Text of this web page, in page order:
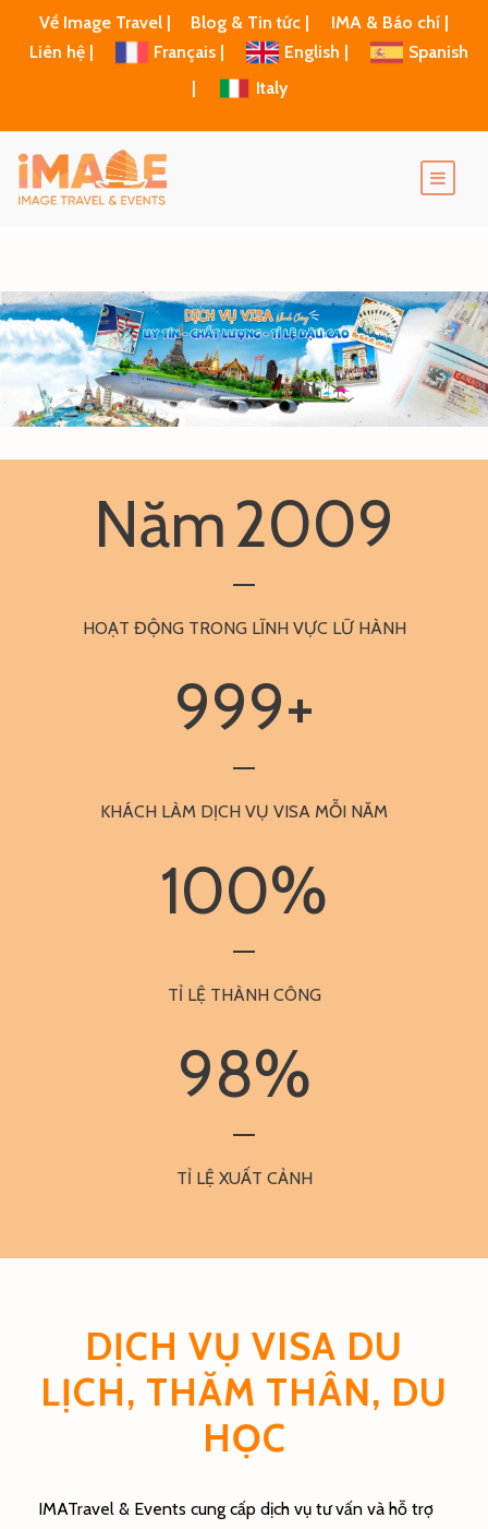
Về Image Travel | Blog & Tin tức |
IMA & Báo chí |
Liên hệ |
Français | English |
Spanish
Italy
Năm2009
HOẠT ĐỘNG TRONG LĨNH VỰC LỮ HÀNH
999+
KHÁCH LÀM DỊCH VỤ VISA MỖI NĂM
100%
TỈ LỆ THÀNH CÔNG
98%
TỈ LỆ XUẤT CẢNH
DỊCH VỤ VISA DU
LỊCH, THĂM THÂN, DU
HỌC
IMATravel & Events cung cấp dịch vụ tư vấn và hỗ trợ